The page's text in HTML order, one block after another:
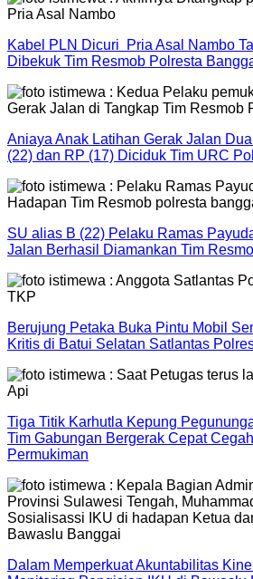
Kabel PLN Dicuri Pria Asal Nambo
Dibekuk Tim Resmob Polresta
Aniaya Anak Latihan Gerak Jalan
(22) dan RP (17) Diciduk Tim URC
SU alias B (22) Pelaku Ramas
Jalan Berhasil Diamankan Tim
Berujung Petaka Buka Pintu Mobil
Kritis di Batui Selatan Satlantas
Tiga Titik Karhutla Kepung
Tim Gabungan Bergerak Cepat
Permukiman
Dalam Memperkuat Akuntabilitas